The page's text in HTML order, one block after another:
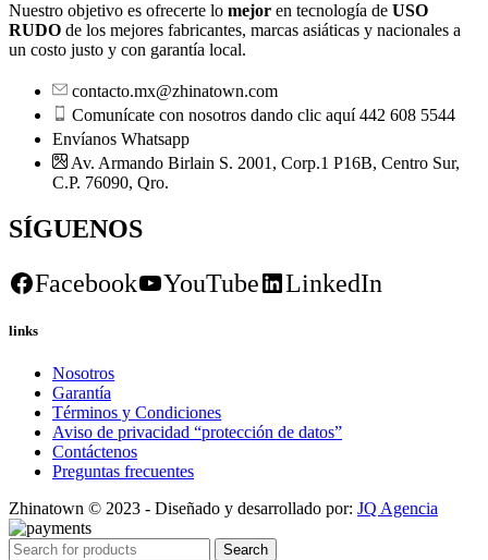
Nuestro objetivo es ofrecerte lo mejor en tecnología de USO
RUDO de los mejores fabricantes, marcas asiáticas y nacionales a
un costo justo y con garantía local.
contacto.mx@zhinatown.com
Comunícate con nosotros dando clic aquí 442 608 5544
Envíanos Whatsapp
Av. Armando Birlain S. 2001, Corp.1 P16B, Centro Sur,
C.P. 76090, Qro.
SÍGUENOS
Facebook
YouTube LinkedIn
links
Nosotros
Garantía
Términos y Condiciones
Aviso de privacidad “protección de datos”
Contáctenos
Preguntas frecuentes
Zhinatown © 2023 - Diseñado y desarrollado por: JQ Agencia
Search